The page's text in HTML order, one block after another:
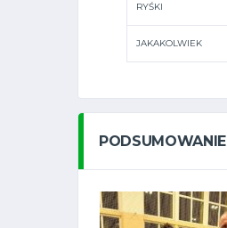
RYŚKI
JAKAKOLWIEK
PODSUMOWANIE